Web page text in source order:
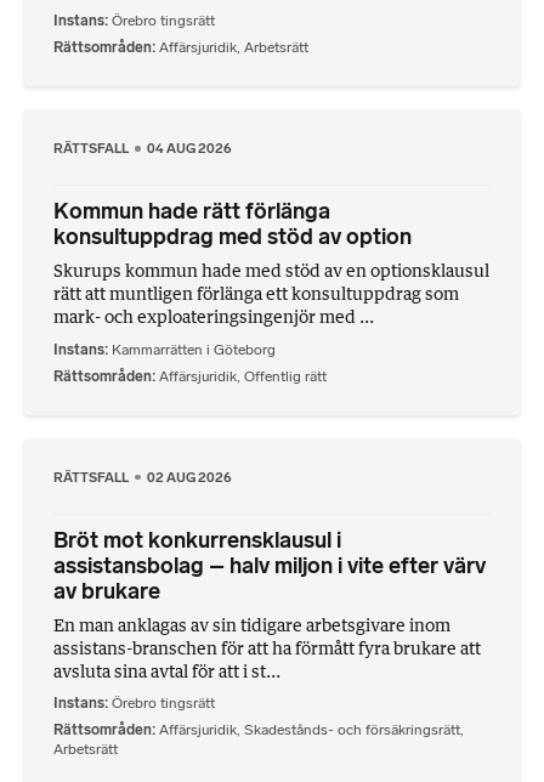
Instans Örebro tingsrätt
Rättsområden Affärsjuridik Arbetsrätt
RÄTTSFALL 04 AUG 2026
Kommun hade rätt förlänga
konsultuppdrag med stöd av option
Skurups kommun hade med stöd av en optionsklausul
rätt att muntligen förlänga ett konsultuppdrag som
mark- och exploateringsingenjör med ...
Instans Kammarrätten i Göteborg
Rättsområden Affärsjuridik Offentlig rätt
RÄTTSFALL 02 AUG 2026
Bröt mot konkurrensklausul i
assistansbolag – halv miljon i vite efter värv
av brukare
En man anklagas av sin tidigare arbetsgivare inom
assistans-branschen för att ha förmått fyra brukare att
avsluta sina avtal för att i st...
Instans Örebro tingsrätt
Rättsområden Affärsjuridik, Skadestånds- och försäkringsrätt,
Arbetsrätt